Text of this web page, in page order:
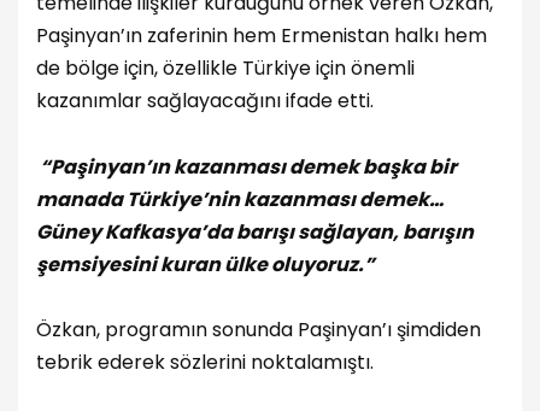
Paşinyan’ın zaferinin hem Ermenistan halkı hem
de bölge için, özellikle Türkiye için önemli
kazanımlar sağlayacağını ifade etti.
“Paşinyan’ın kazanması demek başka bir
manada Türkiye’nin kazanması demek…
Güney Kafkasya’da barışı sağlayan, barışın
şemsiyesini kuran ülke oluyoruz.”
Özkan, programın sonunda Paşinyan’ı şimdiden
tebrik ederek sözlerini noktalamıştı.